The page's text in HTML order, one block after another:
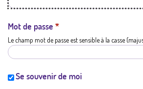
a
t
i
Mot de passe *
Le champ mot de passe est sensible à la casse
Se souvenir de moi